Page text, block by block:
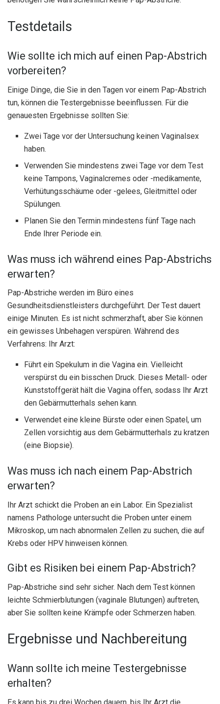
Testdetails
Wie sollte ich mich auf einen Pap-Abstrich
vorbereiten?
Einige Dinge, die Sie in den Tagen vor einem Pap-Abstrich
tun, können die Testergebnisse beeinflussen. Für die
genauesten Ergebnisse sollten Sie:
Zwei Tage vor der Untersuchung keinen Vaginalsex
haben.
Verwenden Sie mindestens zwei Tage vor dem Test
keine Tampons, Vaginalcremes oder -medikamente,
Verhütungsschäume oder -gelees, Gleitmittel oder
Spülungen.
Planen Sie den Termin mindestens fünf Tage nach
Ende Ihrer Periode ein.
Was muss ich während eines Pap-Abstrichs
erwarten?
Pap-Abstriche werden im Büro eines
Gesundheitsdienstleisters durchgeführt. Der Test dauert
einige Minuten. Es ist nicht schmerzhaft, aber Sie können
ein gewisses Unbehagen verspüren. Während des
Verfahrens: Ihr Arzt:
Führt ein Spekulum in die Vagina ein. Vielleicht
verspürst du ein bisschen Druck. Dieses Metall- oder
Kunststoffgerät hält die Vagina offen, sodass Ihr Arzt
den Gebärmutterhals sehen kann.
Verwendet eine kleine Bürste oder einen Spatel, um
Zellen vorsichtig aus dem Gebärmutterhals zu kratzen
(eine Biopsie).
Was muss ich nach einem Pap-Abstrich
erwarten?
Ihr Arzt schickt die Proben an ein Labor. Ein Spezialist
namens Pathologe untersucht die Proben unter einem
Mikroskop, um nach abnormalen Zellen zu suchen, die auf
Krebs oder HPV hinweisen können.
Gibt es Risiken bei einem Pap-Abstrich?
Pap-Abstriche sind sehr sicher. Nach dem Test können
leichte Schmierblutungen (vaginale Blutungen) auftreten,
aber Sie sollten keine Krämpfe oder Schmerzen haben.
Ergebnisse und Nachbereitung
Wann sollte ich meine Testergebnisse
erhalten?